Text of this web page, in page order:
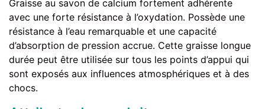
Graisse au savon de calcium fortement adhérente
avec une forte résistance à l’oxydation. Possède une
résistance à l’eau remarquable et une capacité
d’absorption de pression accrue. Cette graisse longue
durée peut être utilisée sur tous les points d’appui qui
sont exposés aux influences atmosphériques et à des
chocs.